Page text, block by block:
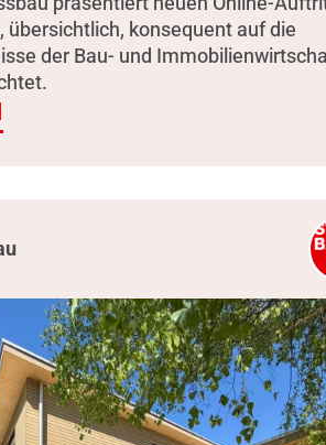
übersichtlich, konsequent auf die
der Bau- und